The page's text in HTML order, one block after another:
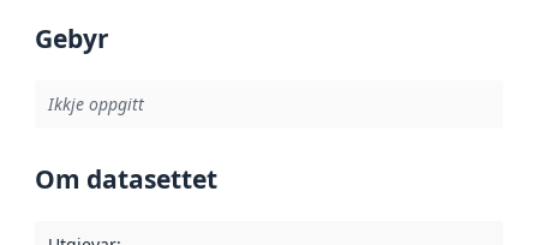
Gebyr
Ikkje oppgitt
Om datasettet